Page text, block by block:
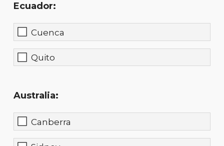
Ecuador:
Cuenca
Quito
Australia:
Canberra